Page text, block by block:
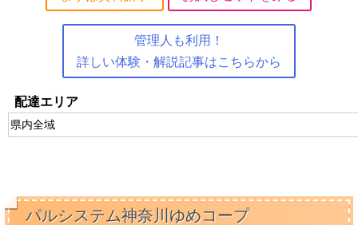
管理人も利用！
詳しい体験・解説記事はこちらから
配達エリア
県内全域
パルシステム神奈川ゆめコープ